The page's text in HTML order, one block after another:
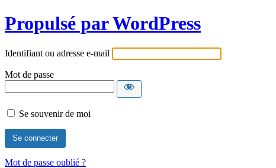
Propulsé par WordPress
Identifiant ou adresse e-mail
Mot de passe
Se souvenir de moi
Mot de passe oublié ?